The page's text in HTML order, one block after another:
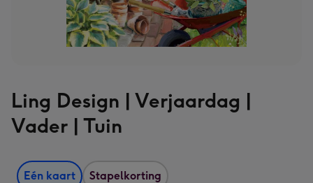
Ling Design | Verjaardag |
Vader | Tuin
Eén kaart Stapelkorting